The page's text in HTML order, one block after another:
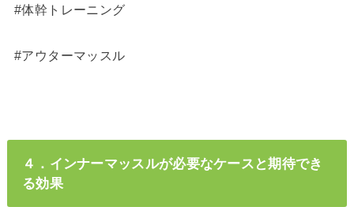
#体幹トレーニング
#アウターマッスル
４．インナーマッスルが必要なケースと期待でき
る効果